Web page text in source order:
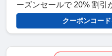
ーズンセールで 20% 割引
クーポンコー